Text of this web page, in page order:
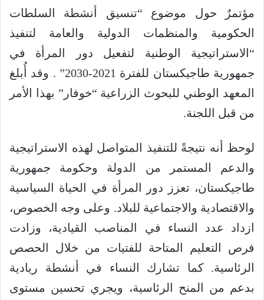
مؤتمرٌ حول موضوع “تنسيق أنشطة السلطات
الحكومية والمنظمات الدولية والعامة لتنفيذ
“الاستراتيجية الوطنية لتفعيل دور المرأة في
جمهورية طاجيكستان للفترة 2021-2030” . وقد أُبلغ
المعهد الوطني للبحوث الزراعية “خوفار” بهذا الأمر
من قبل اللجنة.
لوحظ أنه نتيجةً للتنفيذ المتواصل لهذه الاستراتيجية
والدعم المستمر من الدولة وحكومة جمهورية
طاجيكستان، تعزز دور المرأة في الحياة السياسية
والاقتصادية والاجتماعية للبلاد. وعلى وجه الخصوص،
ازداد عدد النساء في المناصب القيادية، وزادت
فرص التعليم المتاحة للفتيات من خلال الحصص
الرئاسية. كما تشارك النساء في أنشطة ريادية
بدعم من المنح الرئاسية، ويجري تحسين مستوى